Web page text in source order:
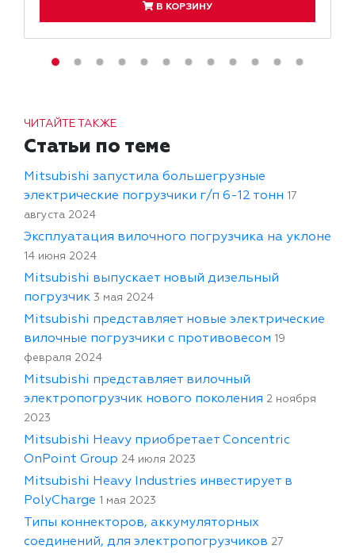
В КОРЗИНУ
ЧИТАЙТЕ ТАКЖЕ
Статьи по теме
Mitsubishi запустила большегрузные
электрические погрузчики г/п 6-12 тонн 17
августа 2024
Эксплуатация вилочного погрузчика на уклоне
14 июня 2024
Mitsubishi выпускает новый дизельный
погрузчик 3 мая 2024
Mitsubishi представляет новые электрические
вилочные погрузчики с противовесом 19
февраля 2024
Mitsubishi представляет вилочный
электропогрузчик нового поколения 2 ноября
2023
Mitsubishi Heavy приобретает Concentric
OnPoint Group 24 июля 2023
Mitsubishi Heavy Industries инвестирует в
PolyCharge 1 мая 2023
Типы коннекторов, аккумуляторных
соединений, для электропогрузчиков 27